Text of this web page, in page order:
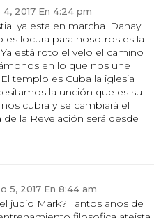
2017 En 4:24 pm
ya esta en marcha .Danay
es locura para nosotros es la
está roto el velo el camino
en lo que nos une
templo es Cuba la iglesia
la unción que es su
cubra y se cambiará el
la Revelación será desde
5, 2017 En 8:44 am
judio Mark? Tantos años de